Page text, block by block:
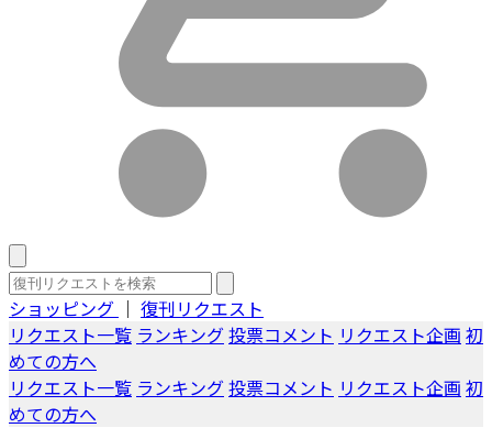
ショッピング ｜ 復刊リクエスト
リクエスト一覧 ランキング投票コメント リクエスト企画 初
めての方へ
リクエスト一覧 ランキング投票コメント リクエスト企画 初
めての方へ